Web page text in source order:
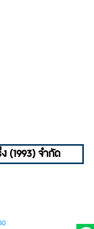
(1993) จำกัด